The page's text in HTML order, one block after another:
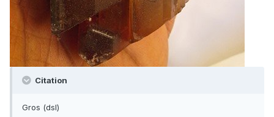
Citation
Gros (dsl)